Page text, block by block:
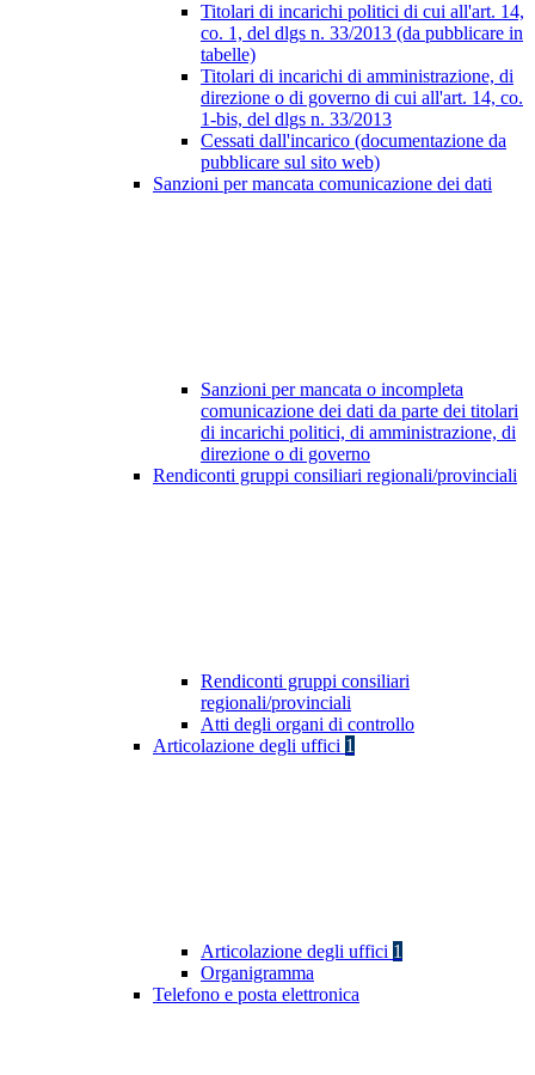
Titolari di incarichi politici di cui all'art. 14,
co. 1, del dlgs n. 33/2013 (da pubblicare in
tabelle)
Titolari di incarichi di amministrazione, di
direzione o di governo di cui all'art. 14, co.
1-bis, del dlgs n. 33/2013
Cessati dall'incarico (documentazione da
pubblicare sul sito web)
Sanzioni per mancata comunicazione dei dati
Sanzioni per mancata o incompleta
comunicazione dei dati da parte dei titolari
di incarichi politici, di amministrazione, di
direzione o di governo
Rendiconti gruppi consiliari regionali/provinciali
Rendiconti gruppi consiliari
regionali/provinciali
Atti degli organi di controllo
Articolazione degli uffici 1
Articolazione degli uffici 1
Organigramma
Telefono e posta elettronica